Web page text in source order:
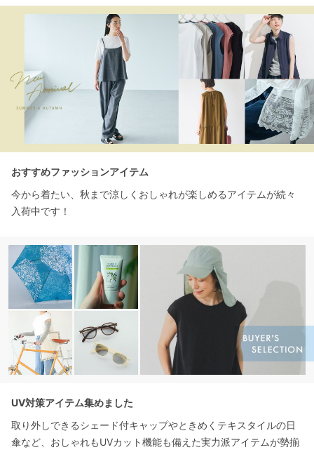
おすすめファッションアイテム
今から着たい、秋まで涼しくおしゃれが楽しめるアイテムが続々
入荷中です！
UV対策アイテム集めました
取り外しできるシェード付キャップやときめくテキスタイルの日
傘など、おしゃれもUVカット機能も備えた実力派アイテムが勢揃